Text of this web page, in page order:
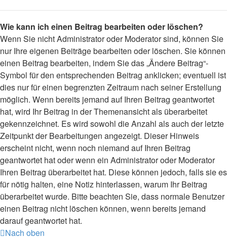
Wie kann ich einen Beitrag bearbeiten oder löschen?
Wenn Sie nicht Administrator oder Moderator sind, können Sie
nur Ihre eigenen Beiträge bearbeiten oder löschen. Sie können
einen Beitrag bearbeiten, indem Sie das „Ändere Beitrag“-
Symbol für den entsprechenden Beitrag anklicken; eventuell ist
dies nur für einen begrenzten Zeitraum nach seiner Erstellung
möglich. Wenn bereits jemand auf Ihren Beitrag geantwortet
hat, wird Ihr Beitrag in der Themenansicht als überarbeitet
gekennzeichnet. Es wird sowohl die Anzahl als auch der letzte
Zeitpunkt der Bearbeitungen angezeigt. Dieser Hinweis
erscheint nicht, wenn noch niemand auf Ihren Beitrag
geantwortet hat oder wenn ein Administrator oder Moderator
Ihren Beitrag überarbeitet hat. Diese können jedoch, falls sie es
für nötig halten, eine Notiz hinterlassen, warum Ihr Beitrag
überarbeitet wurde. Bitte beachten Sie, dass normale Benutzer
einen Beitrag nicht löschen können, wenn bereits jemand
darauf geantwortet hat.
Nach oben